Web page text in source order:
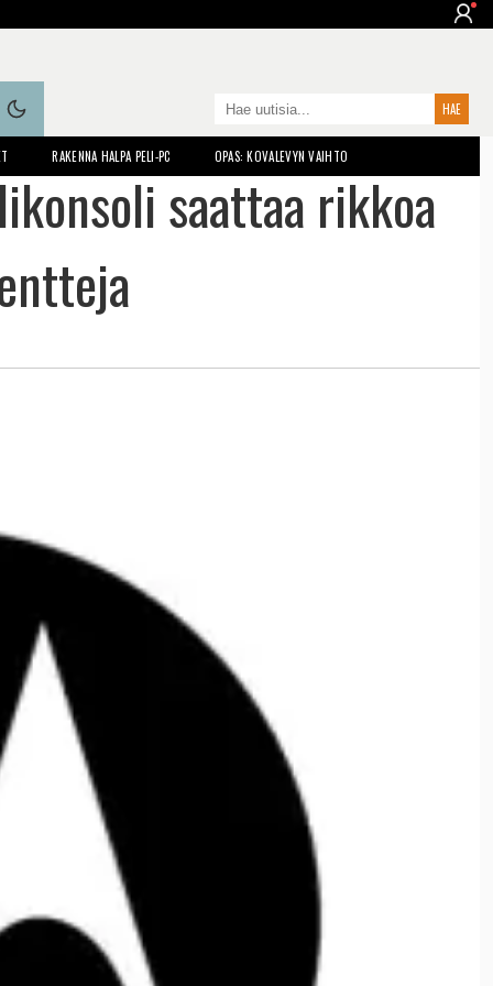
RAKENNA HALPA PELI-PC OPAS: KOVALEVYN VAIHTO
saattaa rikkoa